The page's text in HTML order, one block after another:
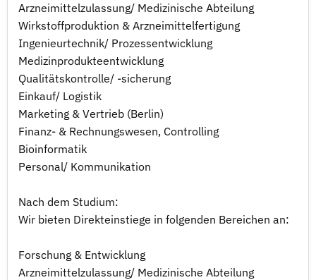
Arzneimittelzulassung/ Medizinische Abteilung
Wirkstoffproduktion & Arzneimittelfertigung
Ingenieurtechnik/ Prozessentwicklung
Medizinprodukteentwicklung
Qualitätskontrolle/ -sicherung
Einkauf/ Logistik
Marketing & Vertrieb (Berlin)
Finanz- & Rechnungswesen, Controlling
Bioinformatik
Personal/ Kommunikation
Nach dem Studium:
Wir bieten Direkteinstiege in folgenden Bereichen an:
Forschung & Entwicklung
Arzneimittelzulassung/ Medizinische Abteilung